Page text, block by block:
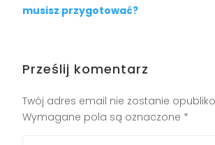
musisz przygotować?
Prześlij komentarz
Twój adres email nie zostanie
Wymagane pola są oznaczone *